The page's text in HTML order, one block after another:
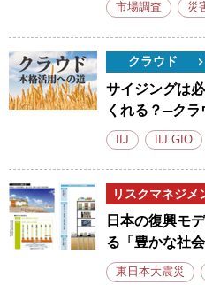
市場調査 災
クラウド
サイジングは
くれる？─ク
IIJ IIJ GIO
リスクマネジメ
日本の復興モ
る「豊かな社
東日本大震災